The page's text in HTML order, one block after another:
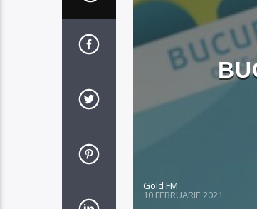
Gold FM
10 FEBRUARIE 2021